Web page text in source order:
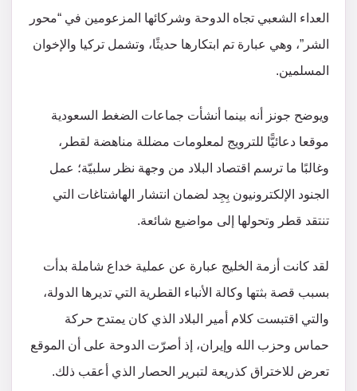
العداء الشعبي تجاه الدوحة وشركائها المزعومين في “محور
الشر”، وهي عبارة تم ابتكارها حديثًا، وتشمل تركيا والإخوان
المسلمين.
ويوضح جونز أنه بينما أنشأت جماعات الضغط السعودية
موقعا دعائيًّا للترويج لمعلومات مضللة مناهضة لقطر،
وغالبًا ما ترسم اقتصاد البلاد من وجهة نظر سلبيّة؛ عمل
الجنود الإلكترونيون بِجِد لضمان انتشار الهاشتاغات التي
تنتقد قطر وتحولها إلى مواضيع شائعة.
لقد كانت أزمة الخليج عبارة عن عملية خداع شاملة بدأت
بسبب قصة بثتها وكالة الأنباء القطرية التي تديرها الدولة،
والتي اقتبست كلام أمير البلاد الذي كان يمتدح حركة
حماس وحزب الله وإيران، إذ أصرّت الدوحة على أن الموقع
تعرض للاختراق كذريعة لتبرير الحصار الذي أعقب ذلك.